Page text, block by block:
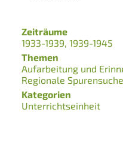
Zeiträume
1933-1939 1939-1945
Themen
Aufarbeitung und
Regionale Spurensuche
Kategorien
Unterrichtseinheit